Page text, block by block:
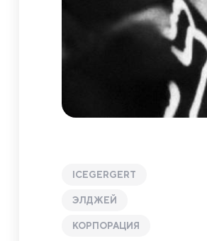
ICEGERGERT
ЭЛДЖЕЙ
КОРПОРАЦИЯ